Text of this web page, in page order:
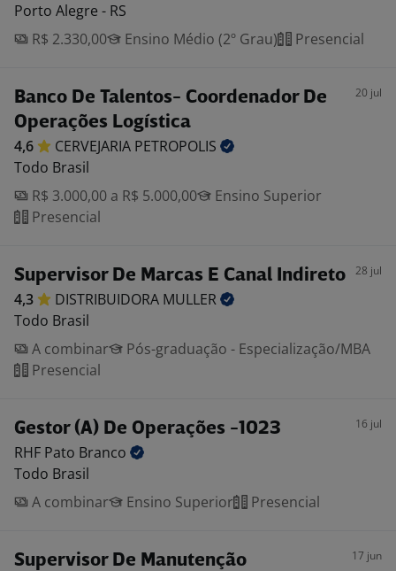
Porto Alegre - RS
R$ 2.330,00
Ensino Médio (2º Grau) Presencial
Banco De Talentos- Coordenador De
Operações Logística
20 jul
4,6 CERVEJARIA PETROPOLIS
Todo Brasil
R$ 3.000,00 a R$ 5.000,00
Ensino Superior
Presencial
Supervisor De Marcas E Canal Indireto 28 jul
4,3 DISTRIBUIDORA MULLER
Todo Brasil
A combinar
Pós-graduação - Especialização/MBA
Presencial
Gestor (A) De Operações -1023 16 jul
RHF Pato Branco
Todo Brasil
A combinar
Ensino Superior Presencial
Supervisor De Manutenção 17 jun